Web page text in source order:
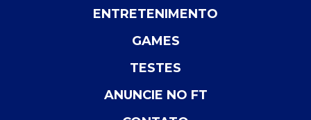
ENTRETENIMENTO
GAMES
TESTES
ANUNCIE NO FT